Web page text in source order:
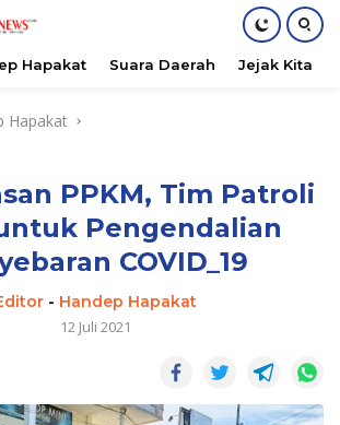
Hapakat Suara Daerah Jejak Kita
Hapakat
PPKM, Tim Patroli
Pengendalian
COVID_19
- Handep Hapakat
12 Juli 2021